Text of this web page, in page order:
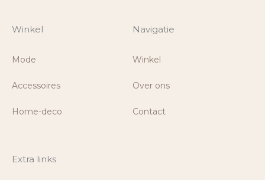
Winkel
Mode
Accessoires
Home-deco
Navigatie
Winkel
Over ons
Contact
Extra links